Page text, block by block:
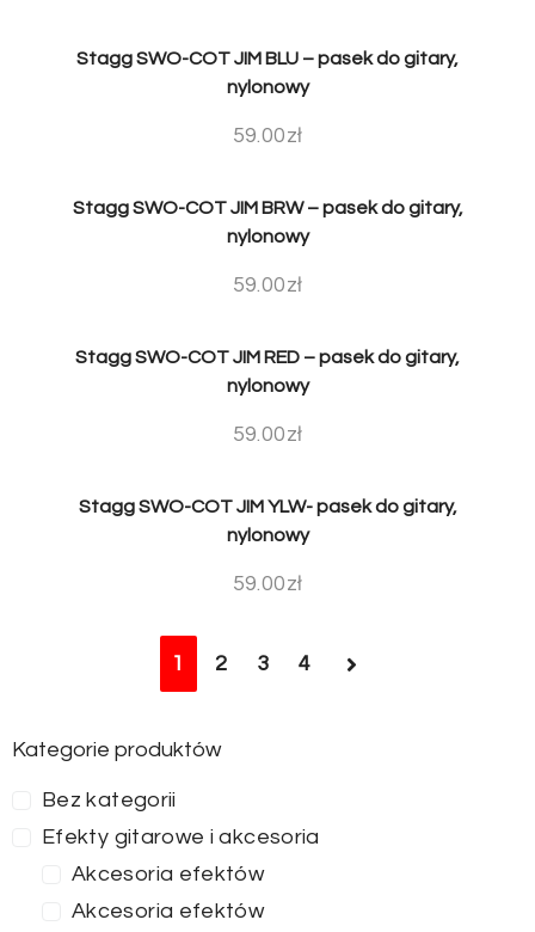
Kategorie produktów
Bez kategorii
Efekty gitarowe i akcesoria
Akcesoria efektów
Akcesoria efektów
Stagg SWO-COT JIM BLU – pasek do gitary,
nylonowy
59.00zł
Stagg SWO-COT JIM BRW – pasek do gitary,
nylonowy
59.00zł
Stagg SWO-COT JIM RED – pasek do gitary,
nylonowy
59.00zł
Stagg SWO-COT JIM YLW- pasek do gitary,
nylonowy
59.00zł
1 2 3 4